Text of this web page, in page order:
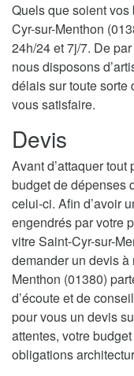
Quels que soient
Cyr-sur-Menthon
24h/24 et 7j/7. De
nous disposons
délais sur toute sorte
vous satisfaire.
Devis
Avant d’attaquer tout
budget de dépenses
celui-ci. Afin d’avoir
engendrés par votre
vitre Saint-Cyr-sur-
demander un devis à
Menthon (01380)
d’écoute et de
pour vous un devis
attentes, votre
obligations